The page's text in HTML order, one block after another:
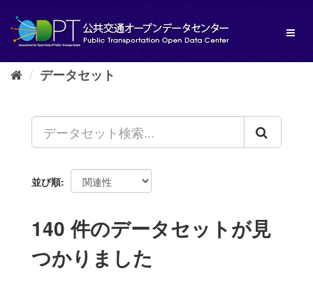
し
データセット
並び順
140 件のデータセットが見
つかりました